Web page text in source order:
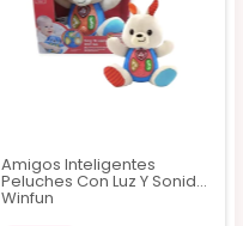
Amigos Inteligentes
Peluches Con Luz Y Sonido
Winfun